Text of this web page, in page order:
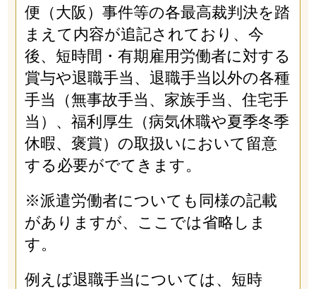
便（大阪）事件等の各最高裁判決を踏
まえて内容が追記されており、今
後、短時間・有期雇用労働者に対する
賞与や退職手当、退職手当以外の各種
手当（無事故手当、家族手当、住宅手
当）、福利厚生（病気休職や夏季冬季
休暇、褒賞）の取扱いにおいて留意
する必要がでてきます。
※派遣労働者についても同様の記載
がありますが、ここでは省略しま
す。
例えば退職手当については、短時